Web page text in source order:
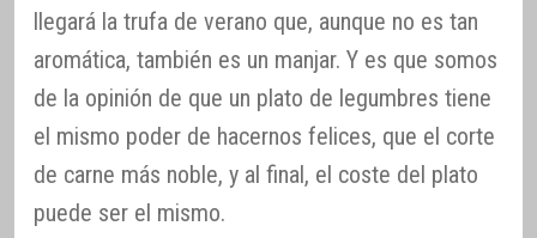
llegará la trufa de verano que, aunque no es tan
aromática, también es un manjar. Y es que somos
de la opinión de que un plato de legumbres tiene
el mismo poder de hacernos felices, que el corte
de carne más noble, y al final, el coste del plato
puede ser el mismo.